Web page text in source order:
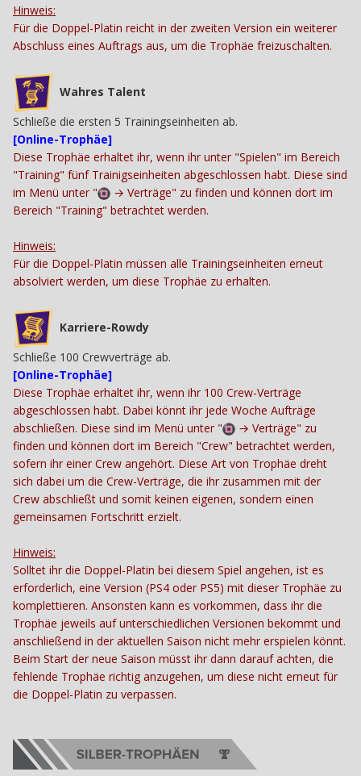
Hinweis:
Für die Doppel-Platin reicht in der zweiten Version ein weiterer
Abschluss eines Auftrags aus, um die Trophäe freizuschalten.
Wahres Talent
Schließe die ersten 5 Trainingseinheiten ab.
[Online-Trophäe]
Diese Trophäe erhaltet ihr, wenn ihr unter "Spielen" im Bereich
"Training" fünf Trainigseinheiten abgeschlossen habt. Diese sind
im Menü unter "
→ Verträge" zu finden und können dort im
Bereich "Training" betrachtet werden.
Hinweis:
Für die Doppel-Platin müssen alle Trainingseinheiten erneut
absolviert werden, um diese Trophäe zu erhalten.
Karriere-Rowdy
Schließe 100 Crewverträge ab.
[Online-Trophäe]
Diese Trophäe erhaltet ihr, wenn ihr 100 Crew-Verträge
abgeschlossen habt. Dabei könnt ihr jede Woche Aufträge
abschließen. Diese sind im Menü unter "
→ Verträge" zu
finden und können dort im Bereich "Crew" betrachtet werden,
sofern ihr einer Crew angehört. Diese Art von Trophäe dreht
sich dabei um die Crew-Verträge, die ihr zusammen mit der
Crew abschließt und somit keinen eigenen, sondern einen
gemeinsamen Fortschritt erzielt.
Hinweis:
Solltet ihr die Doppel-Platin bei diesem Spiel angehen, ist es
erforderlich, eine Version (PS4 oder PS5) mit dieser Trophäe zu
komplettieren. Ansonsten kann es vorkommen, dass ihr die
Trophäe jeweils auf unterschiedlichen Versionen bekommt und
anschließend in der aktuellen Saison nicht mehr erspielen könnt.
Beim Start der neue Saison müsst ihr dann darauf achten, die
fehlende Trophäe richtig anzugehen, um diese nicht erneut für
die Doppel-Platin zu verpassen.